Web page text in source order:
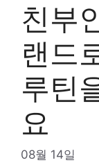
친부
랜드
루틴
요
08월 14일